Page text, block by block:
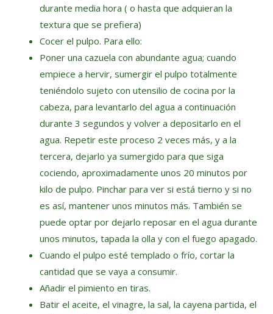
durante media hora ( o hasta que adquieran la
textura que se prefiera)
Cocer el pulpo. Para ello:
Poner una cazuela con abundante agua; cuando
empiece a hervir, sumergir el pulpo totalmente
teniéndolo sujeto con utensilio de cocina por la
cabeza, para levantarlo del agua a continuación
durante 3 segundos y volver a depositarlo en el
agua. Repetir este proceso 2 veces más, y a la
tercera, dejarlo ya sumergido para que siga
cociendo, aproximadamente unos 20 minutos por
kilo de pulpo. Pinchar para ver si está tierno y si no
es así, mantener unos minutos más. También se
puede optar por dejarlo reposar en el agua durante
unos minutos, tapada la olla y con el fuego apagado.
Cuando el pulpo esté templado o frío, cortar la
cantidad que se vaya a consumir.
Añadir el pimiento en tiras.
Batir el aceite, el vinagre, la sal, la cayena partida, el